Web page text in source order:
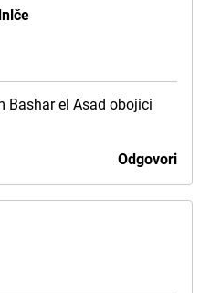
Bashar el Asad obojici
Odgovori